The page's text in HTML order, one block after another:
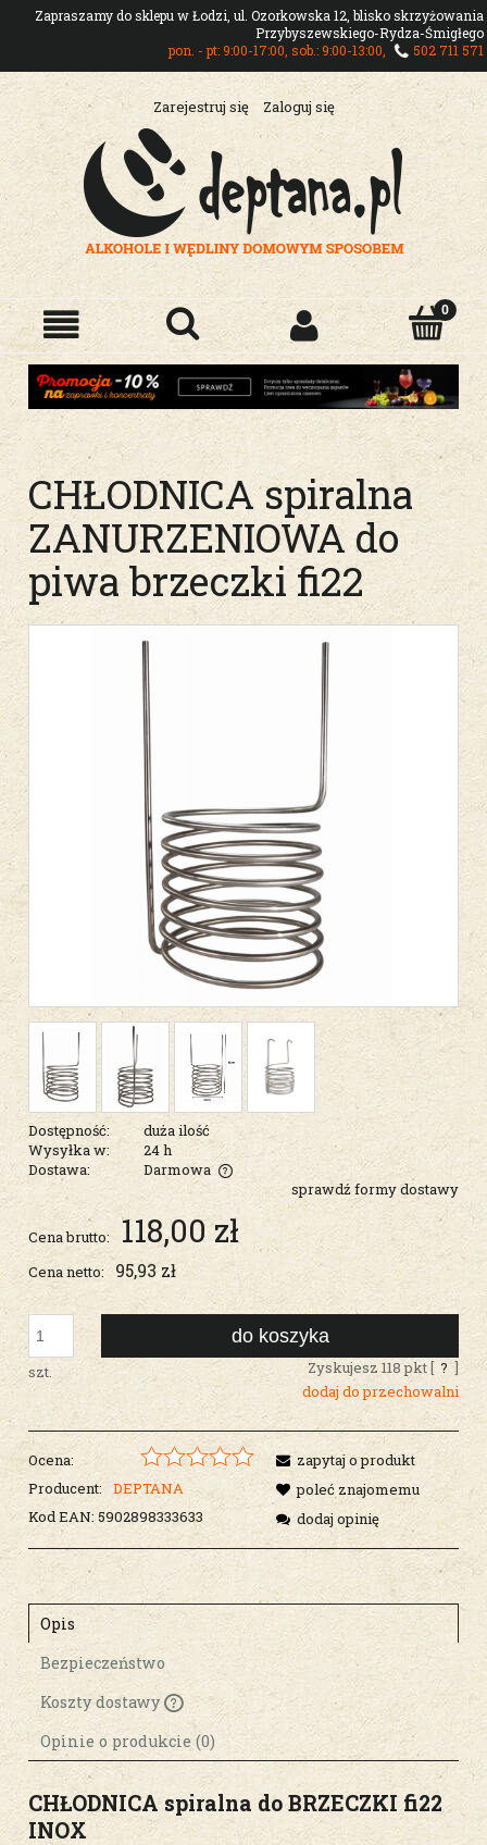
Zapraszamy do sklepu w Łodzi, ul. Ozorkowska 12, blisko skrzyżowania
Przybyszewskiego-Rydza-Śmigłego
pon. - pt: 9:00-17:00, sob.: 9:00-13:00,
502 711 571
Zarejestruj się Zaloguj się
CHŁODNICA spiralna
ZANURZENIOWA do
piwa brzeczki fi22
Dostępność:
duża ilość
Wysyłka w:
24 h
Dostawa:
Darmowa
Cena nie zawiera ewentualnych kosztów płatności
sprawdź formy dostawy
Cena brutto: 118,00 zł
Cena netto: 95,93 zł
szt.
do koszyka
Zyskujesz 118pkt [ ? ]
dodaj do przechowalni
Ocena:
Producent:
DEPTANA
Kod EAN: 5902898333633
zapytaj o produkt
poleć znajomemu
dodaj opinię
Opis
Bezpieczeństwo
Koszty dostawy
Cena nie zawiera ewentualnych kosztów
płatności
Opinie o produkcie (0)
CHŁODNICA spiralna do BRZECZKI fi22
INOX